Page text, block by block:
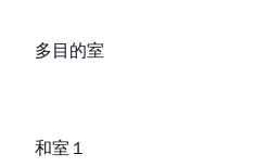
多目的室
和室１